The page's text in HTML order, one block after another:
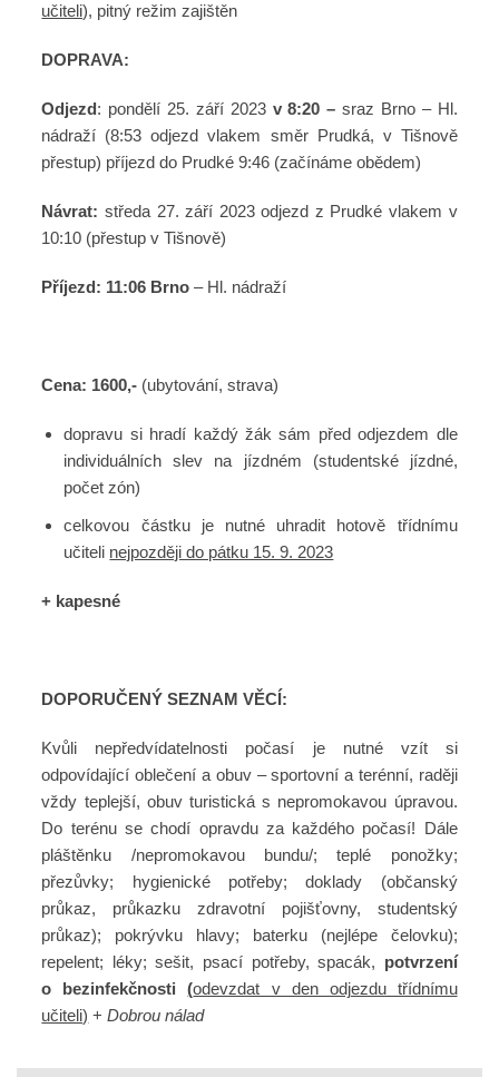
učiteli), pitný režim zajištěn
DOPRAVA:
Odjezd: pondělí 25. září 2023 v 8:20 –sraz Brno – Hl.
nádraží (8:53 odjezd vlakem směr Prudká, v Tišnově
přestup) příjezd do Prudké 9:46 (začínáme obědem)
Návrat: středa 27. září 2023 odjezd z Prudké vlakem v
10:10 (přestup v Tišnově)
Příjezd: 11:06 Brno– Hl. nádraží
Cena: 1600,- (ubytování, strava)
dopravu si hradí každý žák sám před odjezdem dle
individuálních slev na jízdném (studentské jízdné,
počet zón)
celkovou částku je nutné uhradit hotově třídnímu
učiteli nejpozději do pátku 15. 9. 2023
+ kapesné
DOPORUČENÝ SEZNAM VĚCÍ:
Kvůli nepředvídatelnosti počasí je nutné vzít si
odpovídající oblečení a obuv – sportovní a terénní, raději
vždy teplejší, obuv turistická s nepromokavou úpravou.
Do terénu se chodí opravdu za každého počasí! Dále
pláštěnku /nepromokavou bundu/; teplé ponožky;
přezůvky; hygienické potřeby; doklady (občanský
průkaz, průkazku zdravotní pojišťovny, studentský
průkaz); pokrývku hlavy; baterku (nejlépe čelovku);
repelent; léky; sešit, psací potřeby, spacák, potvrzení
o bezinfekčnosti
(odevzdat v den odjezdu třídnímu
učiteli) +Dobrou nálad